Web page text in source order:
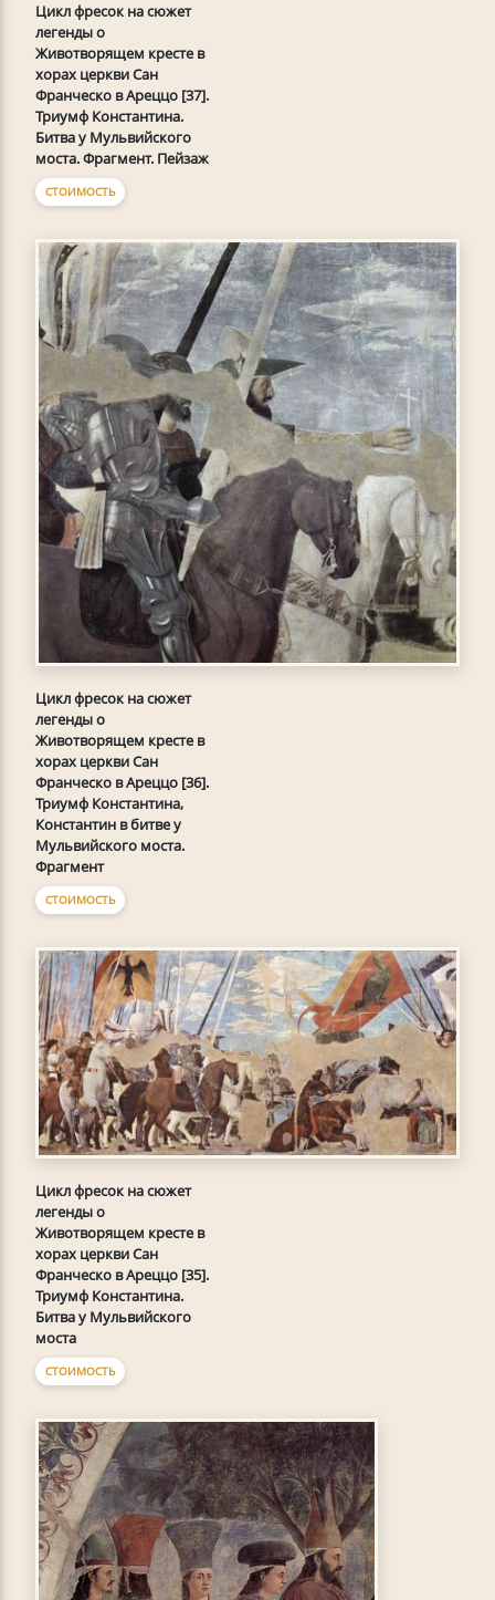
Цикл фресок на сюжет
легенды о
Животворящем кресте в
хорах церкви Сан
Франческо в Ареццо [37].
Триумф Константина.
Битва у Мульвийского
моста. Фрагмент. Пейзаж
СТОИМОСТЬ
Цикл фресок на сюжет
легенды о
Животворящем кресте в
хорах церкви Сан
Франческо в Ареццо [36].
Триумф Константина,
Константин в битве у
Мульвийского моста.
Фрагмент
СТОИМОСТЬ
Цикл фресок на сюжет
легенды о
Животворящем кресте в
хорах церкви Сан
Франческо в Ареццо [35].
Триумф Константина.
Битва у Мульвийского
моста
СТОИМОСТЬ